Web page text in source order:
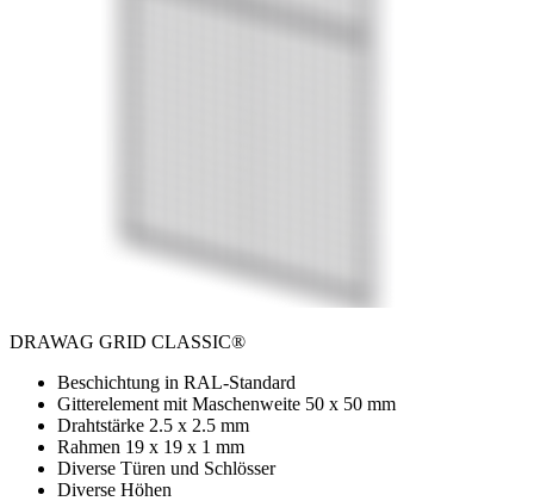
DRAWAG GRID CLASSIC®
Beschichtung in RAL-Standard
Gitterelement mit Maschenweite 50 x 50 mm
Drahtstärke 2.5 x 2.5 mm
Rahmen 19 x 19 x 1 mm
Diverse Türen und Schlösser
Diverse Höhen